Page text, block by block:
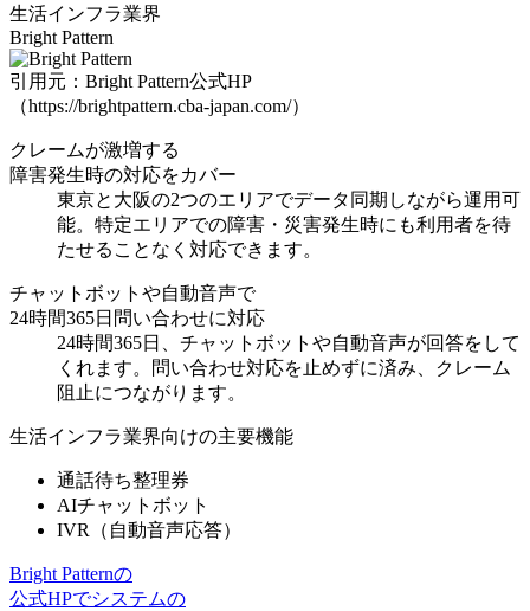
生活インフラ業界
Bright Pattern
引用元：Bright Pattern公式HP
（https://brightpattern.cba-japan.com/）
クレームが激増する
障害発生時の対応をカバー
東京と大阪の2つのエリアでデータ同期しながら運用可
能。特定エリアでの障害・災害発生時にも利用者を待
たせることなく対応できます。
チャットボットや自動音声で
24時間365日問い合わせに対応
24時間365日、チャットボットや自動音声が回答をして
くれます。
問い合わせ対応を止めずに済み、クレーム
阻止につながります。
生活インフラ業界向けの主要機能
通話待ち整理券
AIチャットボット
IVR（自動音声応答）
Bright Patternの
公式HPでシステムの